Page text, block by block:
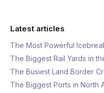
Latest articles
The Most Powerful
The Biggest Rail Yards in
The Busiest Land Border
The Biggest Ports in North